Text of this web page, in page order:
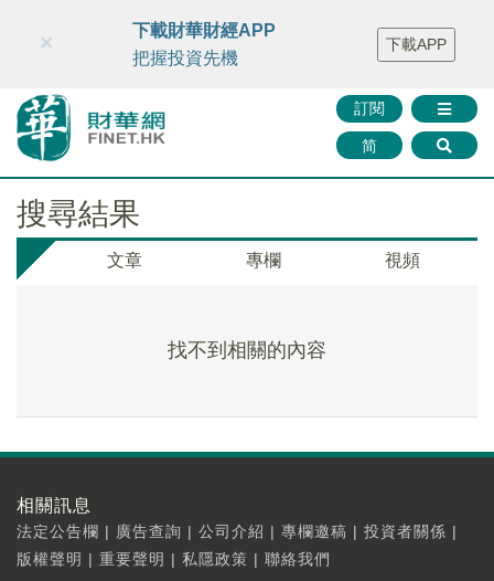
財華智庫網 FINTV FINMETA 財華證券 媒體矩陣
智庫沙龍
聯絡我們
訂閱
简
×
下載財華財經APP
把握投資先機
下載APP
搜尋結果
文章 專欄 視頻
找不到相關的內容
相關訊息
法定公告欄 | 廣告查詢 | 公司介紹 | 專欄邀稿 | 投資者關係 |
版權聲明 | 重要聲明 | 私隱政策 | 聯絡我們